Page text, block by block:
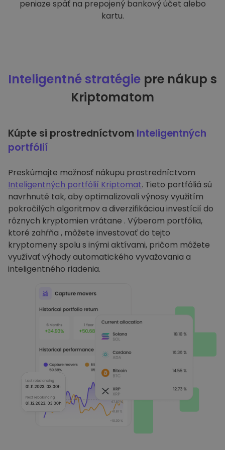
peniaze späť na prepojený bankový účet alebo
kartu.
Inteligentné stratégie pre nákup s
Kriptomatom
Kúpte si prostredníctvom Inteligentných
portfólií
Preskúmajte možnosť nákupu prostredníctvom
Inteligentných portfólií Kriptomat. Tieto portfóliá sú
navrhnuté tak, aby optimalizovali výnosy využitím
pokročilých algoritmov a diverzifikáciou investícií do
rôznych kryptomien vrátane . Výberom portfólia,
ktoré zahŕňa , môžete investovať do tejto
kryptomeny spolu s inými aktívami, pričom môžete
využívať výhody automatického vyvažovania a
inteligentného riadenia.